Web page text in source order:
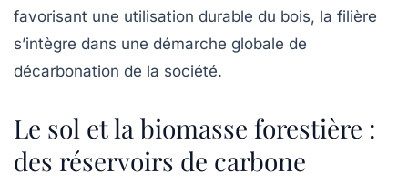
favorisant une utilisation durable du bois, la filière
s’intègre dans une démarche globale de
décarbonation de la société.
Le sol et la biomasse forestière :
des réservoirs de carbone